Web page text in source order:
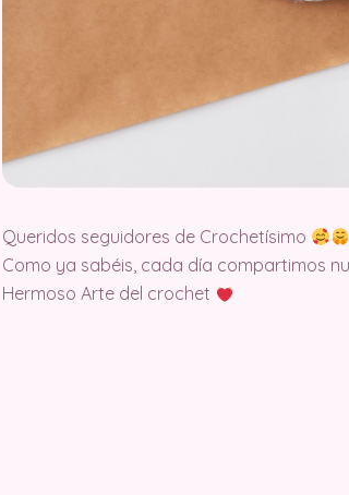
Queridos seguidores de Crochetísimo
Como ya sabéis, cada día compartimos
Hermoso Arte del crochet